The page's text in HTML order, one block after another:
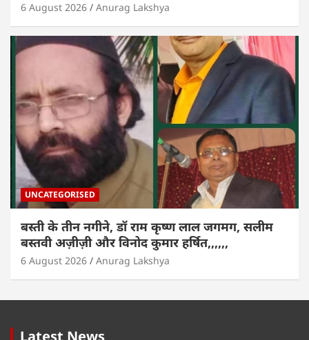
6 August 2026 Anurag Lakshya
UNCATEGORISED
बस्ती के तीन नगीने, डॉ राम कृष्ण लाल जगमग, सलीम
बस्तवी अज़ीज़ी और विनोद कुमार हर्षित,,,,,,
6 August 2026 Anurag Lakshya